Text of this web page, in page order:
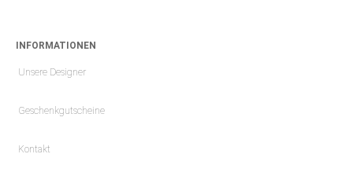
INFORMATIONEN
Unsere Designer
Geschenkgutscheine
Kontakt